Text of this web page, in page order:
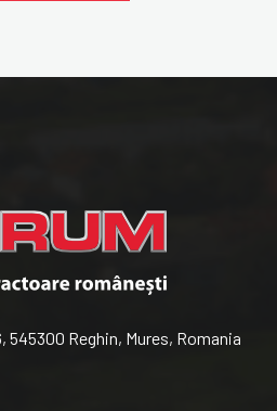
545300 Reghin, Mures, Romania